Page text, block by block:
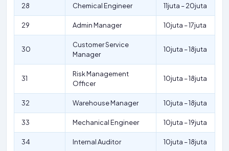
28 Chemical Engineer 11juta – 20juta
29 Admin Manager 10juta – 17juta
30
Customer Service
Manager
10juta – 18juta
31
Risk Management
Officer
10juta – 18juta
32 Warehouse Manager 10juta – 18juta
33 Mechanical Engineer 10juta – 19juta
34 Internal Auditor 10juta – 18juta